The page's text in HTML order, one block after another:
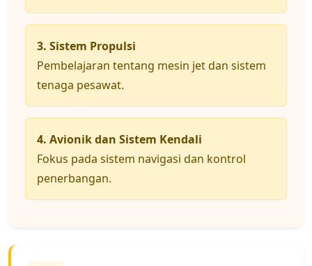
3. Sistem Propulsi
Pembelajaran tentang mesin jet dan sistem
tenaga pesawat.
4. Avionik dan Sistem Kendali
Fokus pada sistem navigasi dan kontrol
penerbangan.